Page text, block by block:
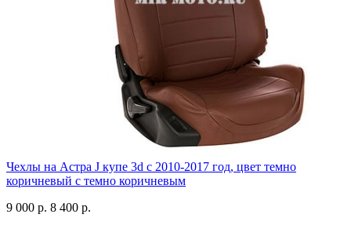
Чехлы на Астра J купе 3d с 2010-2017 год, цвет темно
коричневый с темно коричневым
9 000 р. 8 400 р.